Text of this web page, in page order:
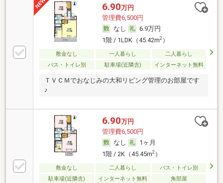
6.90万円
管理費6,500円
なし
6.9万円
1階 / 1LDK（45.42m2）
敷金なし 一人暮らし
二人暮らし
バス・トイレ別
駐車場(近隣含) インターネット無料
ＴＶＣＭでおなじみの大和リビング管理のお部屋です
♪
6.90万円
管理費6,500円
なし
1ヶ月
1階 / 2K（45.45m2）
敷金なし 二人暮らし
バス・トイレ別
駐車場(近隣含)
インターネット無料 角部屋